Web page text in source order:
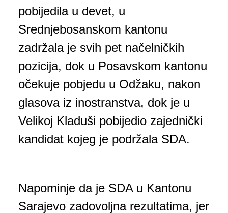
pobijedila u devet, u
Srednjebosanskom kantonu
zadržala je svih pet načelničkih
pozicija, dok u Posavskom kantonu
očekuje pobjedu u Odžaku, nakon
glasova iz inostranstva, dok je u
Velikoj Kladuši pobijedio zajednički
kandidat kojeg je podržala SDA.
Napominje da je SDA u Kantonu
Sarajevo zadovoljna rezultatima, jer